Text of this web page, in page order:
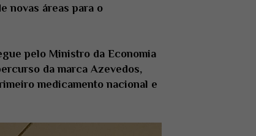
novas áreas para o
pelo Ministro da Economia
da marca Azevedos,
medicamento nacional e